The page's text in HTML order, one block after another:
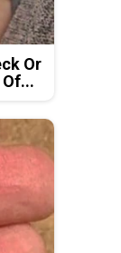
Or